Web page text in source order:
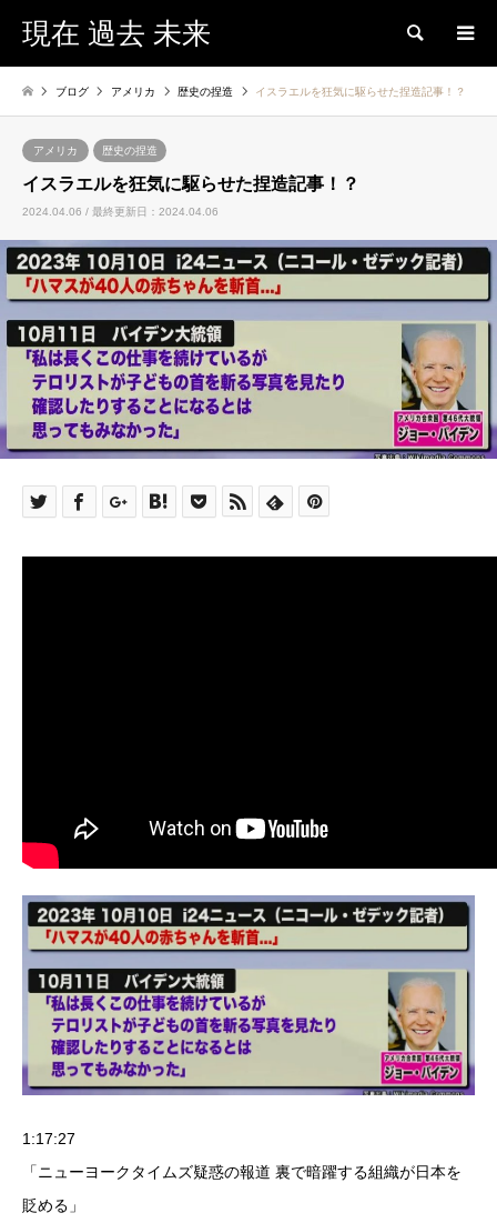
現在 過去 未来 検索
ブログ アメリカ 歴史の捏造 イスラエルを狂気に駆らせた捏造記事！？
アメリカ 歴史の捏造
イスラエルを狂気に駆らせた捏造記事！？
2024.04.06 / 最終更新日：2024.04.06
1:17:27
「ニューヨークタイムズ疑惑の報道 裏で暗躍する組織が日本を
貶める」